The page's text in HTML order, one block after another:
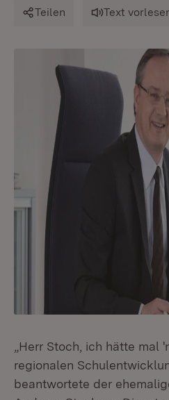
Teilen Text
„Herr Stoch, ich hätte mal
regionalen
beantwortete der